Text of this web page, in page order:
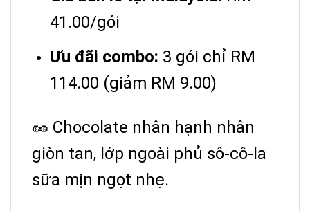
41.00/gói
Ưu đãi combo: 3 gói chỉ RM
114.00 (giảm RM 9.00)
🥜 Chocolate nhân hạnh nhân
giòn tan, lớp ngoài phủ sô-cô-la
sữa mịn ngọt nhẹ.